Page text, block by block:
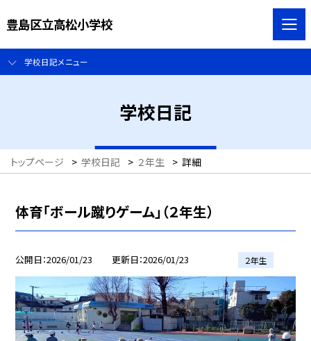
豊島区立高松小学校
学校日記メニュー
学校日記
トップページ > 学校日記 > ２年生 > 詳細
体育「ボール蹴りゲーム」（２年生）
公開日 2026/01/23 更新日 2026/01/23 ２年生